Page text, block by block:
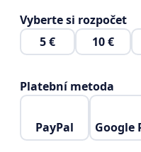
Vyberte si rozpočet
5 €
10 €
Platební metoda
PayPal Google